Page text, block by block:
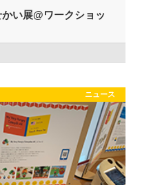
い展@ワークショッ
ニュース